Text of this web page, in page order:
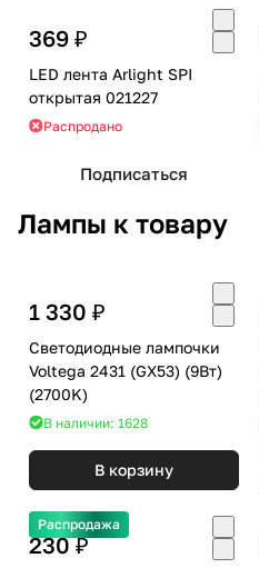
369 ₽
LED лента Arlight SPI
открытая 021227
Распродано
Подписаться
Лампы к товару
1 330 ₽
Светодиодные лампочки
Voltega 2431 (GX53) (9Вт)
(2700K)
В наличии: 1628
В корзину
Распродажа
230 ₽